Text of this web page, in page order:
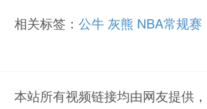
相关标签： 公牛 灰熊 NBA常规赛
本站所有视频链接均由网友提供